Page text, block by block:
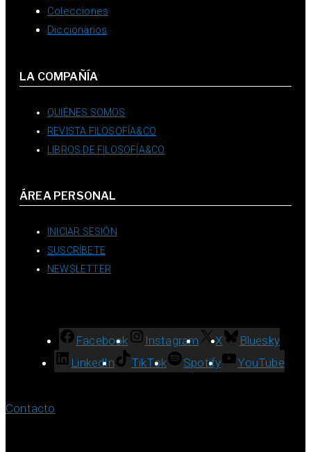
Colecciones
Diccionarios
LA COMPAÑÍA
QUIÉNES SOMOS
REVISTA FILOSOFÍA&CO
LIBROS DE FILOSOFÍA&CO
ÁREA PERSONAL
INICIAR SESIÓN
SUSCRÍBETE
NEWSLETTER
Facebook Instagram X
Bluesky
LinkedIn
TikTok Spotify YouTube
Contacto